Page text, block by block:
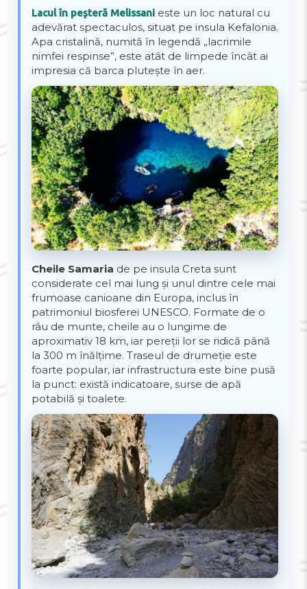
Lacul în peșteră Melissani este un loc natural cu
adevărat spectaculos, situat pe insula Kefalonia.
Apa cristalină, numită în legendă „lacrimile
nimfei respinse”, este atât de limpede încât ai
impresia că barca plutește în aer.
Cheile Samaria de pe insula Creta sunt
considerate cel mai lung și unul dintre cele mai
frumoase canioane din Europa, inclus în
patrimoniul biosferei UNESCO. Formate de o
râu de munte, cheile au o lungime de
aproximativ 18 km, iar pereții lor se ridică până
la 300 m înălțime. Traseul de drumeție este
foarte popular, iar infrastructura este bine pusă
la punct: există indicatoare, surse de apă
potabilă și toalete.